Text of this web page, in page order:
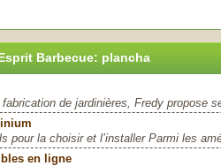
Barbecue: plancha
de jardinières, Fredy propose
pour la choisir et l’installer Parmi les
en ligne